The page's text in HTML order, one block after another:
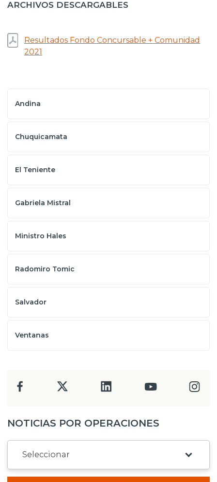
ARCHIVOS DESCARGABLES
Resultados Fondo Concursable + Comunidad
2021
Andina
Chuquicamata
El Teniente
Gabriela Mistral
Ministro Hales
Radomiro Tomic
Salvador
Ventanas
NOTICIAS POR OPERACIONES